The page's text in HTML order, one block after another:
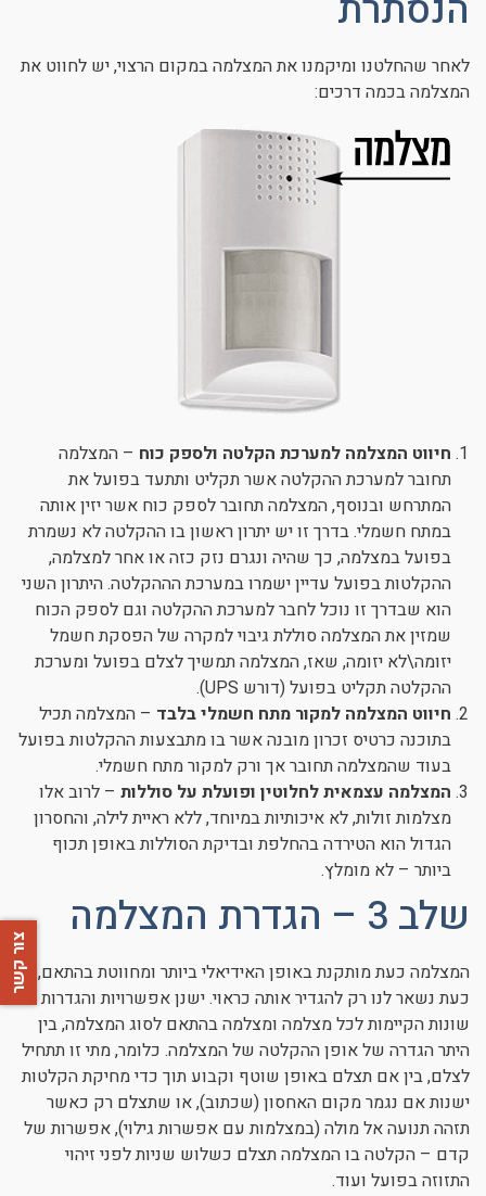
לאחר שהחלטנו ומיקמנו את המצלמה במקום הרצוי, יש לחווט את
המצלמה בכמה דרכים:
חיווט המצלמה למערכת הקלטה ולספק כוח – המצלמה
תחובר למערכת ההקלטה אשר תקליט ותתעד בפועל את
המתרחש ובנוסף, המצלמה תחובר לספק כוח אשר יזין אותה
במתח חשמלי. בדרך זו יש יתרון ראשון בו ההקלטה לא נשמרת
בפועל במצלמה, כך שהיה ונגרם נזק כזה או אחר למצלמה,
ההקלטות בפועל עדיין ישמרו במערכת הההקלטה. היתרון השני
הוא שבדרך זו נוכל לחבר למערכת ההקלטה וגם לספק הכוח
שמזין את המצלמה סוללת גיבוי למקרה של הפסקת חשמל
יזומה\לא יזומה, שאז, המצלמה תמשיך לצלם בפועל ומערכת
ההקלטה תקליט בפועל (דורש UPS).
חיווט המצלמה למקור מתח חשמלי בלבד – המצלמה תכיל
בתוכנה כרטיס זכרון מובנה אשר בו מתבצעות ההקלטות בפועל
בעוד שהמצלמה תחובר אך ורק למקור מתח חשמלי.
המצלמה עצמאית לחלוטין ופועלת על סוללות – לרוב אלו
מצלמות זולות, לא איכותיות במיוחד, ללא ראיית לילה, והחסרון
הגדול הוא הטירדה בהחלפת ובדיקת הסוללות באופן תכוף
ביותר – לא מומלץ.
שלב 3 – הגדרת המצלמה
המצלמה כעת מותקנת באופן האידיאלי ביותר ומחווטת בהתאם,
כעת נשאר לנו רק להגדיר אותה כראוי. ישנן אפשרויות והגדרות
שונות הקיימות לכל מצלמה ומצלמה בהתאם לסוג המצלמה, בין
היתר הגדרה של אופן ההקלטה של המצלמה. כלומר, מתי זו תתחיל
לצלם, בין אם תצלם באופן שוטף וקבוע תוך כדי מחיקת הקלטות
ישנות אם נגמר מקום האחסון (שכתוב), או שתצלם רק כאשר
תזהה תנועה אל מולה (במצלמות עם אפשרות גילוי), אפשרות של
קדם – הקלטה בו המצלמה תצלם כשלוש שניות לפני זיהוי
התזוזה בפועל ועוד.
צור קשר